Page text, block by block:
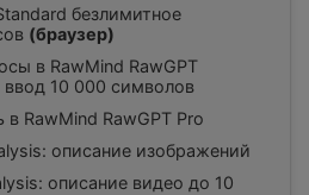
безлимитное
(браузер)
в RawMind RawGPT
ввод 10 000 символов
в RawMind RawGPT Pro
описание изображений
описание видео до 10